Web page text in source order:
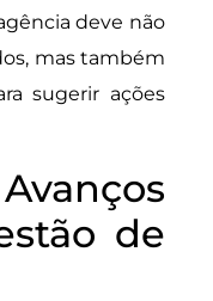
deve não
mas também
sugerir ações
de